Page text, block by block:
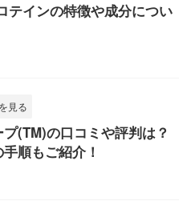
テインの特徴や成分につい
見る
(TM)の口コミや評判は？
順もご紹介！